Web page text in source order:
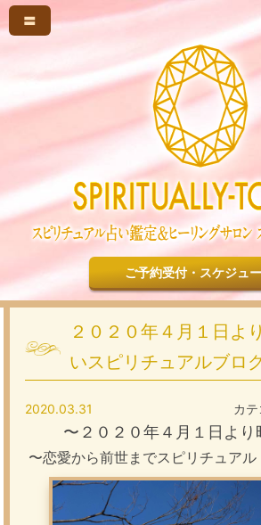
〓
ご予約受付・スケジュ
２０２０年４月１日よ
いスピリチュアルブロ
カテ
2020.03.31
〜 ２０２０年４月１日より
〜恋愛から前世までスピリチュアル